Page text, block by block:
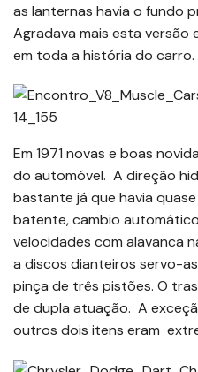
as lanternas havia o fundo
Agradava mais esta versão
em toda a história do carro.
Em 1971 novas e boas
do automóvel. A direção
bastante já que havia
batente, cambio
velocidades com alavanca
a discos dianteiros servo-
pinça de três pistões. O
de dupla atuação. A
outros dois itens eram